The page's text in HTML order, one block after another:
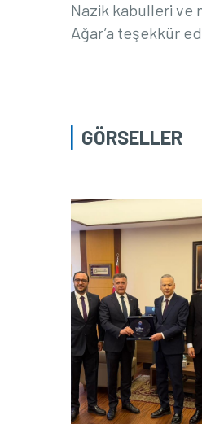
Nazik kabulleri ve
Ağar’a teşekkür
GÖRSELLER